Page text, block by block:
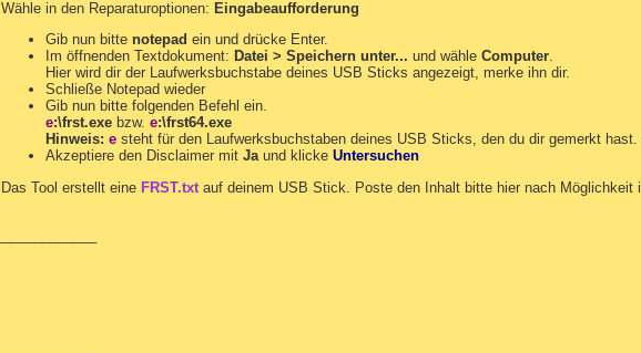
Wähle in den Reparaturoptionen: Eingabeaufforderung
Gib nun bitte notepad ein und drücke Enter.
Im öffnenden Textdokument: Datei > Speichern unter... und wähle Computer.
Hier wird dir der Laufwerksbuchstabe deines USB Sticks angezeigt, merke ihn dir.
Schließe Notepad wieder
Gib nun bitte folgenden Befehl ein.
e:\frst.exe bzw. e:\frst64.exe
Hinweis: e steht für den Laufwerksbuchstaben deines USB Sticks, den du dir gemerkt
Akzeptiere den Disclaimer mit Jaund klicke Untersuchen
Das Tool erstellt eine FRST.txt auf deinem USB Stick. Poste den Inhalt bitte hier nach Möglichkeit